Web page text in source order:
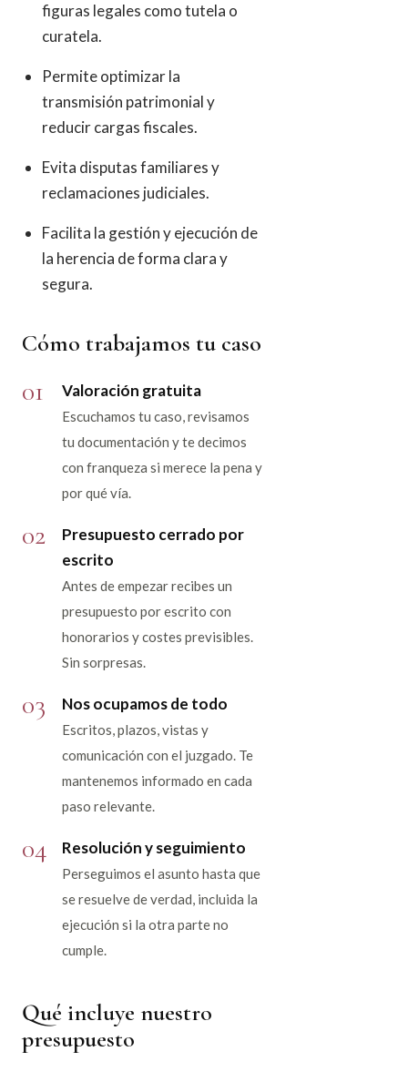
figuras legales como tutela o
curatela.
Permite optimizar la
transmisión patrimonial y
reducir cargas fiscales.
Evita disputas familiares y
reclamaciones judiciales.
Facilita la gestión y ejecución de
la herencia de forma clara y
segura.
Cómo trabajamos tu caso
01 Valoración gratuita
Escuchamos tu caso, revisamos
tu documentación y te decimos
con franqueza si merece la pena y
por qué vía.
02
Presupuesto cerrado por
escrito
Antes de empezar recibes un
presupuesto por escrito con
honorarios y costes previsibles.
Sin sorpresas.
03 Nos ocupamos de todo
Escritos, plazos, vistas y
comunicación con el juzgado. Te
mantenemos informado en cada
paso relevante.
04 Resolución y seguimiento
Perseguimos el asunto hasta que
se resuelve de verdad, incluida la
ejecución si la otra parte no
cumple.
Qué incluye nuestro
presupuesto